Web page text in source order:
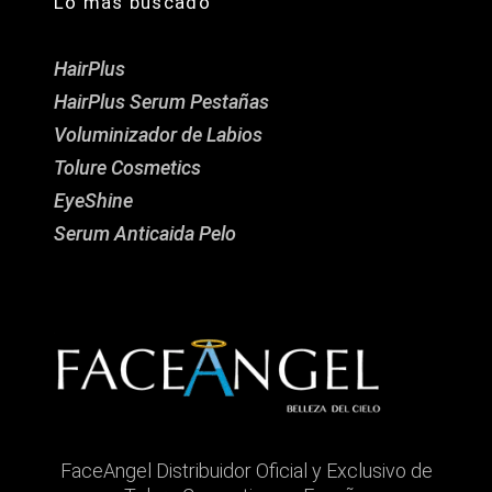
HairPlus
HairPlus Serum Pestañas
Voluminizador de Labios
Tolure Cosmetics
EyeShine
Serum Anticaida Pelo
FaceAngel Distribuidor Oficial y Exclusivo de